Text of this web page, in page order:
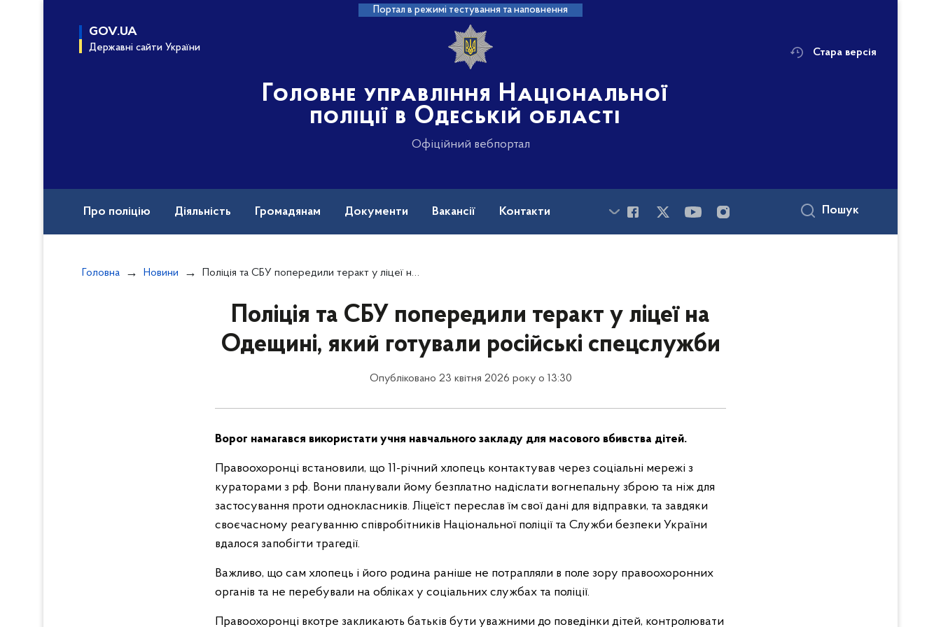
Портал в режимі тестування та наповнення
GOV.UA
Державні сайти України
Головне управління Національної
поліції в Одеській області
Офіційний вебпортал
Стара версія
Про поліцію Діяльність Громадянам Документи Вакансії Контакти Пошук
Головна Новини Поліція та СБУ попередили теракт у ліцеї на Одещині, який готували російські спецслужби
Поліція та СБУ попередили теракт у ліцеї на
Одещині, який готували російські спецслужби
Опубліковано 23 квітня 2026 року о 13:30
Ворог намагався використати учня навчального закладу для масового вбивства дітей.
Правоохоронці встановили, що 11-річний хлопець контактував через соціальні мережі з
кураторами з рф. Вони планували йому безплатно надіслати вогнепальну зброю та ніж для
застосування проти однокласників. Ліцеїст переслав їм свої дані для відправки, та завдяки
своєчасному реагуванню співробітників Національної поліції та Служби безпеки України
вдалося запобігти трагедії.
Важливо, що сам хлопець і його родина раніше не потрапляли в поле зору правоохоронних
органів та не перебували на обліках у соціальних службах та поліції.
Правоохоронці вкотре закликають батьків бути уважними до поведінки дітей, контролювати